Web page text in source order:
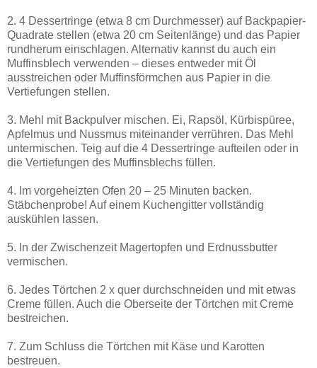
2. 4 Dessertringe (etwa 8 cm Durchmesser) auf Backpapier-
Quadrate stellen (etwa 20 cm Seitenlänge) und das Papier
rundherum einschlagen. Alternativ kannst du auch ein
Muffinsblech verwenden – dieses entweder mit Öl
ausstreichen oder Muffinsförmchen aus Papier in die
Vertiefungen stellen.
3. Mehl mit Backpulver mischen. Ei, Rapsöl, Kürbispüree,
Apfelmus und Nussmus miteinander verrühren. Das Mehl
untermischen. Teig auf die 4 Dessertringe aufteilen oder in
die Vertiefungen des Muffinsblechs füllen.
4. Im vorgeheizten Ofen 20 – 25 Minuten backen.
Stäbchenprobe! Auf einem Kuchengitter vollständig
auskühlen lassen.
5. In der Zwischenzeit Magertopfen und Erdnussbutter
vermischen.
6. Jedes Törtchen 2 x quer durchschneiden und mit etwas
Creme füllen. Auch die Oberseite der Törtchen mit Creme
bestreichen.
7. Zum Schluss die Törtchen mit Käse und Karotten
bestreuen.